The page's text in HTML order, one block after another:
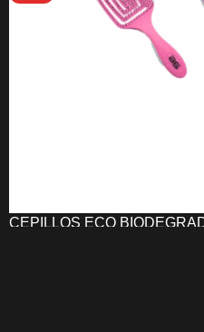
CEPILLOS ECO